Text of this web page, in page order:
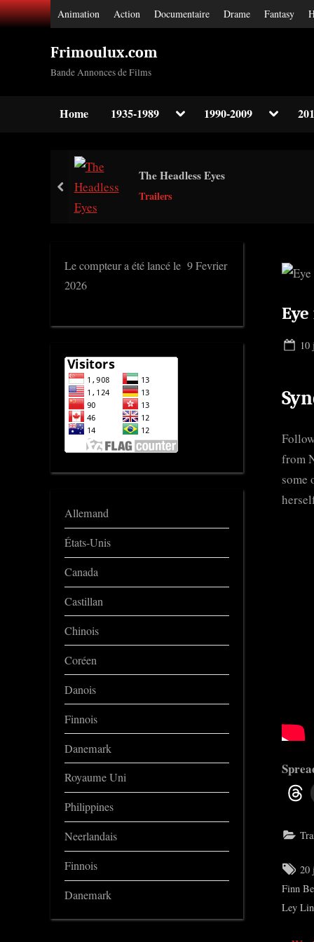
Skip
to
Animation Action Documentaire Drame Fantasy
Frimoulux.com
Bande Annonces de Films
Home 1935-1989 Toggle1990-2009 Toggle
The Headless Eyes
Trailers
prev
10
from
some
20
Finn
Ley
Le compteur a été lancé le 9 Fevrier
2026
Allemand
États-Unis
Canada
Castillan
Chinois
Coréen
Danois
Finnois
Danemark
Royaume Uni
Philippines
Neerlandais
Finnois
Danemark